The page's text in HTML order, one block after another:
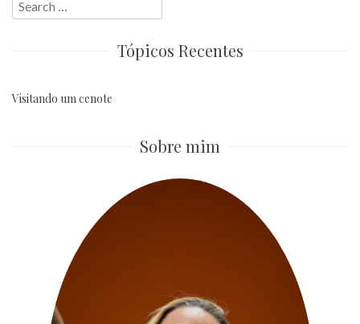
for:
Tópicos Recentes
Visitando um cenote
Sobre mim